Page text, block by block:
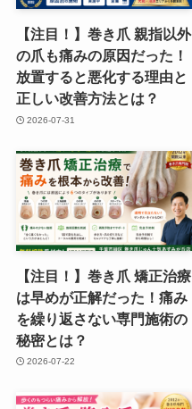
【注目！】巻き爪 親指以外
の爪も痛みの原因だった！
放置すると悪化する理由と
正しい改善方法とは？
2026-07-31
【注目！】巻き爪 矯正治療
は早めが正解だった！痛み
を繰り返さない専門施術の
秘密とは？
2026-07-22